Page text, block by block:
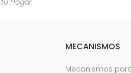
Hogar
MECANISMOS
Mecanismos